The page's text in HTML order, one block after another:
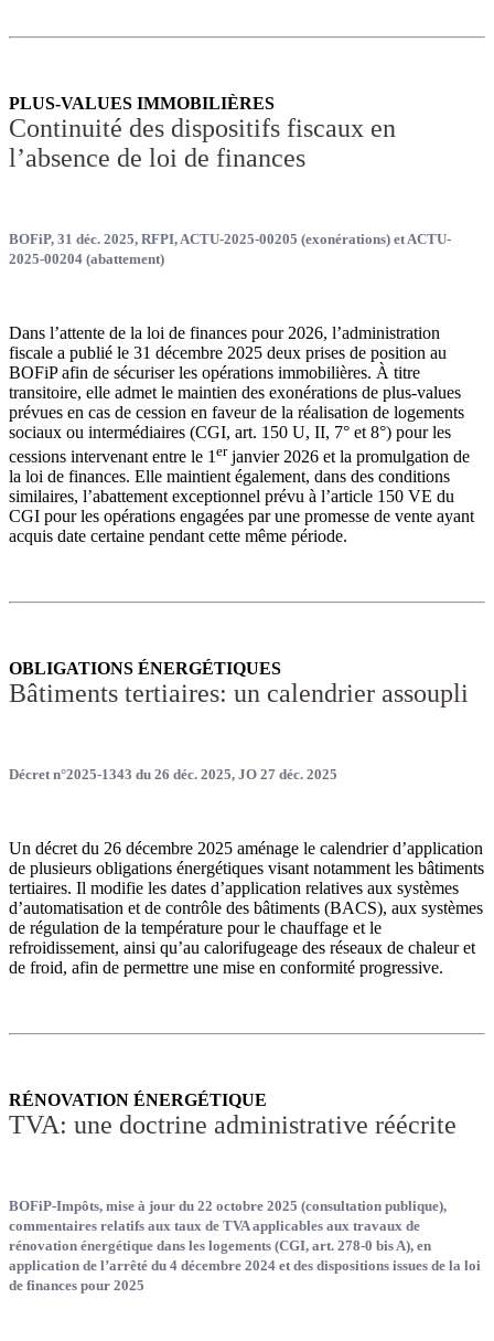
PLUS-VALUES IMMOBILIÈRES
Continuité des dispositifs fiscaux en
l’absence de loi de finances
BOFiP, 31 déc. 2025, RFPI, ACTU-2025-00205 (exonérations) et ACTU-
2025-00204 (abattement)
Dans l’attente de la loi de finances pour 2026, l’administration
fiscale a publié le 31 décembre 2025 deux prises de position au
BOFiP afin de sécuriser les opérations immobilières. À titre
transitoire, elle admet le maintien des exonérations de plus-values
prévues en cas de cession en faveur de la réalisation de logements
sociaux ou intermédiaires (CGI, art. 150 U, II, 7° et 8°) pour les
cessions intervenant entre le 1 erjanvier 2026 et la promulgation de
la loi de finances. Elle maintient également, dans des conditions
similaires, l’abattement exceptionnel prévu à l’article 150 VE du
CGI pour les opérations engagées par une promesse de vente ayant
acquis date certaine pendant cette même période.
OBLIGATIONS ÉNERGÉTIQUES
Bâtiments tertiaires: un calendrier assoupli
Décret n°2025-1343 du 26 déc. 2025, JO 27 déc. 2025
Un décret du 26 décembre 2025 aménage le calendrier d’application
de plusieurs obligations énergétiques visant notamment les bâtiments
tertiaires. Il modifie les dates d’application relatives aux systèmes
d’automatisation et de contrôle des bâtiments (BACS), aux systèmes
de régulation de la température pour le chauffage et le
refroidissement, ainsi qu’au calorifugeage des réseaux de chaleur et
de froid, afin de permettre une mise en conformité progressive.
RÉNOVATION ÉNERGÉTIQUE
TVA: une doctrine administrative réécrite
BOFiP-Impôts, mise à jour du 22 octobre 2025 (consultation publique),
commentaires relatifs aux taux de TVA applicables aux travaux de
rénovation énergétique dans les logements (CGI, art. 278-0 bis A), en
application de l’arrêté du 4 décembre 2024 et des dispositions issues de la loi
de finances pour 2025